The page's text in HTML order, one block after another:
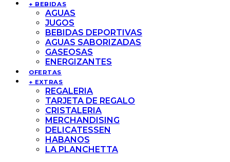
+ BEBIDAS
AGUAS
JUGOS
BEBIDAS DEPORTIVAS
AGUAS SABORIZADAS
GASEOSAS
ENERGIZANTES
OFERTAS
+ EXTRAS
REGALERIA
TARJETA DE REGALO
CRISTALERIA
MERCHANDISING
DELICATESSEN
HABANOS
LA PLANCHETTA